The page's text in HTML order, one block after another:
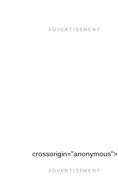
ADVERTISEMENT
crossorigin="anonymous">
ADVERTISEMENT